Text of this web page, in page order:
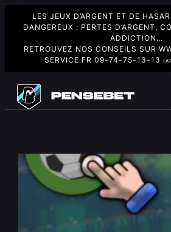
LES JEUX D’ARGENT ET DE
DANGEREUX : PERTES D’ARGENT,
ADDICTION…
RETROUVEZ NOS CONSEILS SUR
SERVICE.FR 09-74-75-13-13
contenu